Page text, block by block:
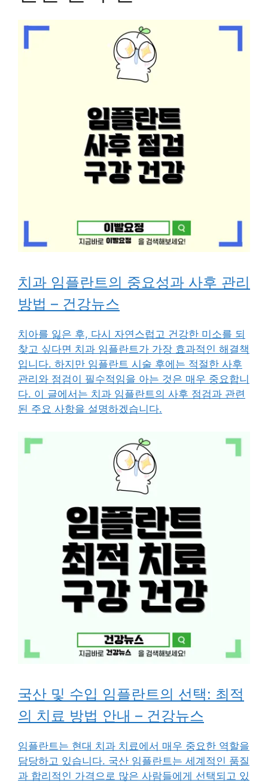
치과 임플란트의 중요성과 사후 관리
방법 – 건강뉴스
치아를 잃은 후, 다시 자연스럽고 건강한 미소를 되
찾고 싶다면 치과 임플란트가 가장 효과적인 해결책
입니다. 하지만 임플란트 시술 후에는 적절한 사후
관리와 점검이 필수적임을 아는 것은 매우 중요합니
다. 이 글에서는 치과 임플란트의 사후 점검과 관련
된 주요 사항을 설명하겠습니다.
국산 및 수입 임플란트의 선택: 최적
의 치료 방법 안내 – 건강뉴스
임플란트는 현대 치과 치료에서 매우 중요한 역할을
담당하고 있습니다. 국산 임플란트는 세계적인 품질
과 합리적인 가격으로 많은 사람들에게 선택되고 있